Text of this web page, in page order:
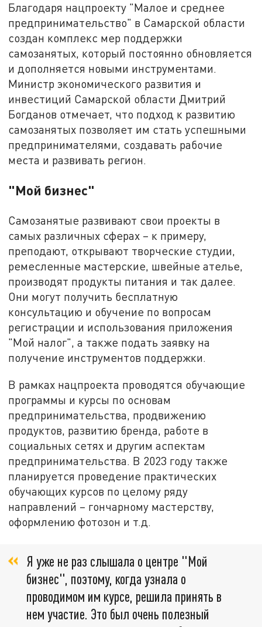
Благодаря нацпроекту "Малое и среднее
предпринимательство" в Самарской области
создан комплекс мер поддержки
самозанятых, который постоянно обновляется
и дополняется новыми инструментами.
Министр экономического развития и
инвестиций Самарской области Дмитрий
Богданов отмечает, что подход к развитию
самозанятых позволяет им стать успешными
предпринимателями, создавать рабочие
места и развивать регион.
"Мой бизнес"
Самозанятые развивают свои проекты в
самых различных сферах – к примеру,
преподают, открывают творческие студии,
ремесленные мастерские, швейные ателье,
производят продукты питания и так далее.
Они могут получить бесплатную
консультацию и обучение по вопросам
регистрации и использования приложения
"Мой налог", а также подать заявку на
получение инструментов поддержки.
В рамках нацпроекта проводятся обучающие
программы и курсы по основам
предпринимательства, продвижению
продуктов, развитию бренда, работе в
социальных сетях и другим аспектам
предпринимательства. В 2023 году также
планируется проведение практических
обучающих курсов по целому ряду
направлений – гончарному мастерству,
оформлению фотозон и т.д.
Я уже не раз слышала о центре "Мой
бизнес", поэтому, когда узнала о
проводимом им курсе, решила принять в
нем участие. Это был очень полезный